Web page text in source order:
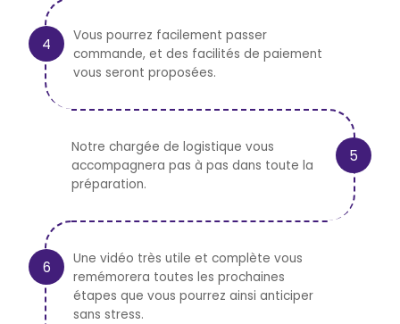
Vous pourrez facilement passer
commande, et des facilités de paiement
vous seront proposées.
Notre chargée de logistique vous
accompagnera pas à pas dans toute la
préparation.
Une vidéo très utile et complète vous
remémorera toutes les prochaines
étapes que vous pourrez ainsi anticiper
sans stress.